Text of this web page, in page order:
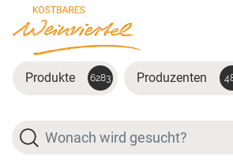
Zum Hauptinhalt springen
Produkte 6283 Produzenten
Suche